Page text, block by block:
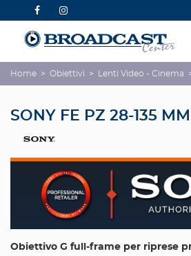
Home > Obiettivi > Lenti Video - Cinema
SONY FE PZ 28-135
Obiettivo G full-frame per riprese